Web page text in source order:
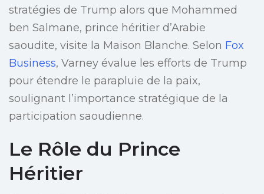
stratégies de Trump alors que Mohammed
ben Salmane, prince héritier d’Arabie
saoudite, visite la Maison Blanche. Selon Fox
Business, Varney évalue les efforts de Trump
pour étendre le parapluie de la paix,
soulignant l’importance stratégique de la
participation saoudienne.
Le Rôle du Prince
Héritier